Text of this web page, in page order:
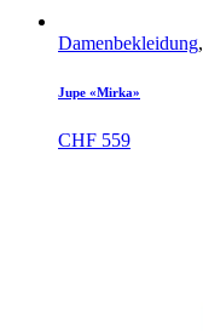
Damenbekleidung,
Jupe «Mirka»
CHF 559